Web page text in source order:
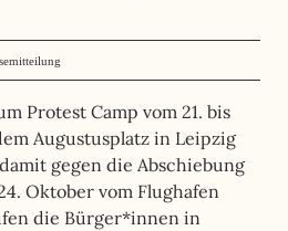
Protest Camp vom 21. bis
Augustusplatz in Leipzig
gegen die Abschiebung
Oktober vom Flughafen
die Bürger*innen in